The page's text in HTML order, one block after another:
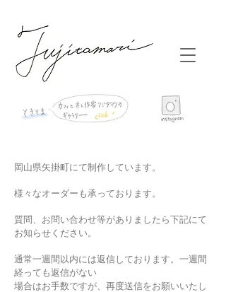
岡山県矢掛町にて制作しています。
様々なオーダーも承っております。
質問、お問い合わせ等がありましたら下記にて
お知らせください。
通常一週間以内には返信しております。一週間
経っても返信がない
​場合はお手数ですが、再度送信をお願いいたし